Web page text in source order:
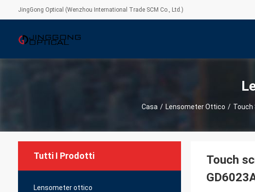
JingGong Optical (Wenzhou International Trade SCM Co., Ltd.)
Casa / Lensometer Ottico / Touch
Tutti I Prodotti
Lensometer ottico
Touch